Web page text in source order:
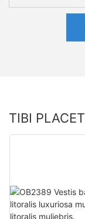
TIBI PLACET